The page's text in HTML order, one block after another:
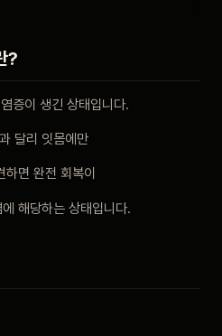
?
증이 생긴 상태입니다.
달리 잇몸에만
면 완전 회복이
해당하는 상태입니다.